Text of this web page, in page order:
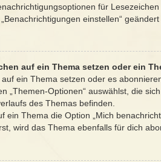
für
einstellen“
auf ein Thema setzen oder ein
ein Thema setzen oder es
„Themen-Optionen“ auswählst, die
des Themas befinden.
ein Thema die Option „Mich
wird das Thema ebenfalls für dich